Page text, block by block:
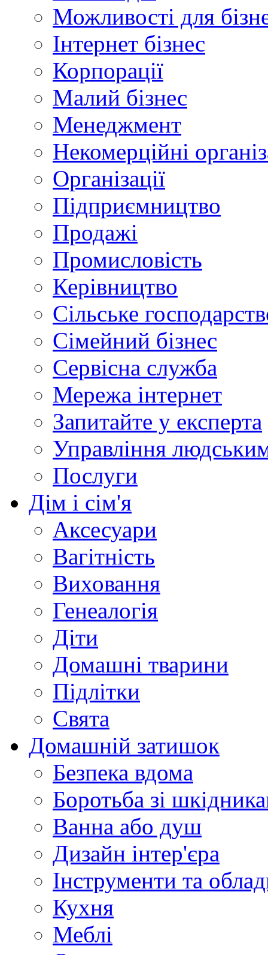
Можливості для
Інтернет бізнес
Корпорації
Малий бізнес
Менеджмент
Некомерційні
Організації
Підприємництво
Продажі
Промисловість
Керівництво
Сільське
Сімейний бізнес
Сервісна служба
Мережа інтернет
Запитайте у експерта
Управління
Послуги
Дім і сім'я
Аксесуари
Вагітність
Виховання
Генеалогія
Діти
Домашні тварини
Підлітки
Свята
Домашній затишок
Безпека вдома
Боротьба зі
Ванна або душ
Дизайн інтер'єра
Інструменти та
Кухня
Меблі